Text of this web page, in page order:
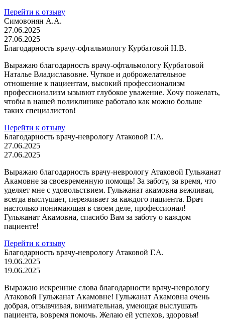
Перейти к отзыву
Симовонян А.А.
27.06.2025
27.06.2025
Благодарность врачу-офтальмологу Курбатовой Н.В.
Выражаю благодарность врачу-офтальмологу Курбатовой
Наталье Владиславовне. Чуткое и доброжелательное
отношение к пациентам, высокий профессионализм
профессионализм ызывют глубокое уважение. Хочу пожелать,
чтобы в нашей поликлинике работало как можно больше
таких специалистов!
Перейти к отзыву
Благодарность врачу-неврологу Атаковой Г.А.
27.06.2025
27.06.2025
Выражаю благодарность врачу-неврологу Атаковой Гульжанат
Акамовне за своевременную помощь! За заботу, за время, что
уделяет мне с удовольствием. Гульжанат акамовна вежливая,
всегда выслушает, переживает за каждого пациента. Врач
настолько понимающая в своем деле, профессионал!
Гульжанат Акамовна, спасибо Вам за заботу о каждом
пациенте!
Перейти к отзыву
Благодарность врачу-неврологу Атаковой Г.А.
19.06.2025
19.06.2025
Выражаю искренние слова благодарности врачу-неврологу
Атаковой Гульжанат Акамовне! Гульжанат Акамовна очень
добрая, отзывчивая, внимательная, умеющая выслушать
пациента, вовремя помочь. Желаю ей успехов, здоровья!